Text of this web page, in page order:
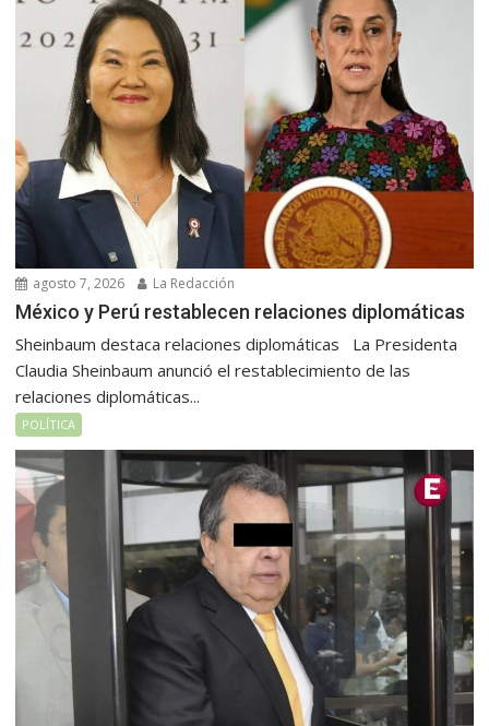
agosto 7, 2026 La Redacción
México y Perú restablecen relaciones diplomáticas
Sheinbaum destaca relaciones diplomáticas La Presidenta
Claudia Sheinbaum anunció el restablecimiento de las
relaciones diplomáticas...
POLÍTICA